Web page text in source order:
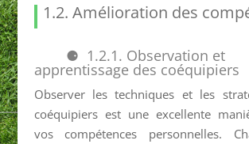
1.2. Amélioration des
1.2.1. Observation et
apprentissage des coéquipiers
Observer les techniques et les
coéquipiers est une excellente
vos compétences personnelles.